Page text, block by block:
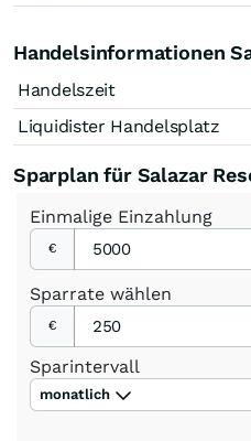
Handelsinformationen
Handelszeit
Liquidister Handelsplatz
Sparplan für Salazar
Einmalige Einzahlung
€
Sparrate wählen
€
Sparintervall
monatlich